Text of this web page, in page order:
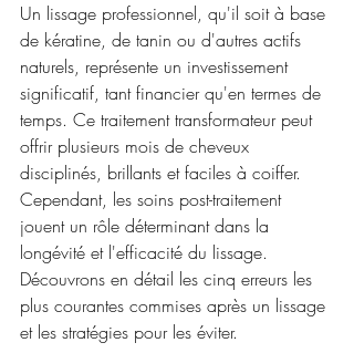
Un lissage professionnel, qu'il soit à base
de kératine, de tanin ou d'autres actifs
naturels, représente un investissement
significatif, tant financier qu'en termes de
temps. Ce traitement transformateur peut
offrir plusieurs mois de cheveux
disciplinés, brillants et faciles à coiffer.
Cependant, les soins post-traitement
jouent un rôle déterminant dans la
longévité et l'efficacité du lissage.
Découvrons en détail les cinq erreurs les
plus courantes commises après un lissage
et les stratégies pour les éviter.